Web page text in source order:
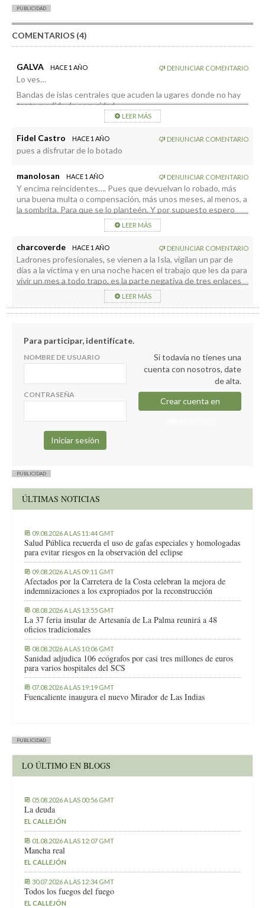
PUBLICIDAD
COMENTARIOS (4)
GALVA HACE 1 AÑO DENUNCIAR COMENTARIO
Lo ves…
Bandas de islas centrales que acuden la ugares donde no hay
tanta medida de seguridad.
LEER MÁS
Fidel Castro HACE 1 AÑO DENUNCIAR COMENTARIO
pues a disfrutar de lo botado
manolosan HACE 1 AÑO DENUNCIAR COMENTARIO
Y encima reincidentes…. Pues que devuelvan lo robado, más
una buena multa o compensación, más unos meses, al menos, a
la sombrita. Para que se lo planteén. Y por supuesto espero
que conste en sus papeles, para que se vea bien que son
ladrones cada vez que vayan a algún sitio. Obviamente eso
volverán a hacer….
LEER MÁS
charcoverde HACE 1 AÑO DENUNCIAR COMENTARIO
Ladrones profesionales, se vienen a la Isla, vigilan un par de
días a la víctima y en una noche hacen el trabajo que les da para
vivir un mes a todo trapo, es la parte negativa de tres enlaces
marítimos diarios de alta velocidad.
Y si son reincidentes como estos, caerles encima todas las
semanas hasta que se cambien de “profesión”.
LEER MÁS
Para participar, identifícate.
NOMBRE DE USUARIO
CONTRASEÑA
Si todavía no tienes una
cuenta con nosotros, date
de alta.
Crear cuenta en
PUBLICIDAD
ÚLTIMAS NOTICIAS
09.08.2026 A LAS 11:44 GMT
Salud Pública recuerda el uso de gafas especiales y homologadas
para evitar riesgos en la observación del eclipse
09.08.2026 A LAS 09:11 GMT
Afectados por la Carretera de la Costa celebran la mejora de
indemnizaciones a los expropiados por la reconstrucción
08.08.2026 A LAS 13:55 GMT
La 37 feria insular de Artesanía de La Palma reunirá a 48
oficios tradicionales
08.08.2026 A LAS 10:06 GMT
Sanidad adjudica 106 ecógrafos por casi tres millones de euros
para varios hospitales del SCS
07.08.2026 A LAS 19:19 GMT
Fuencaliente inaugura el nuevo Mirador de Las Indias
PUBLICIDAD
LO ÚLTIMO EN BLOGS
05.08.2026 A LAS 00:56 GMT
La deuda
EL CALLEJÓN
01.08.2026 A LAS 12:07 GMT
Mancha real
EL CALLEJÓN
30.07.2026 A LAS 12:34 GMT
Todos los fuegos del fuego
EL CALLEJÓN